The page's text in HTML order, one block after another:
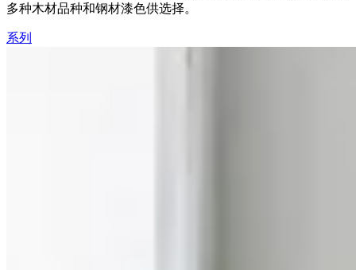
多种木材品种和钢材漆色供选择。
系列